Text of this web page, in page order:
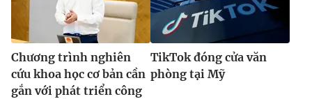
Chương trình nghiên
cứu khoa học cơ bản cần
gắn với phát triển công
TikTok đóng cửa văn
phòng tại Mỹ